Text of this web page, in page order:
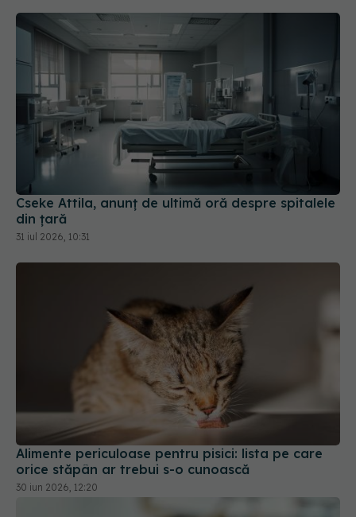
Cseke Attila, anunț de ultimă oră despre spitalele
din țară
31 iul 2026, 10:31
Alimente periculoase pentru pisici: lista pe care
orice stăpân ar trebui s-o cunoască
30 iun 2026, 12:20